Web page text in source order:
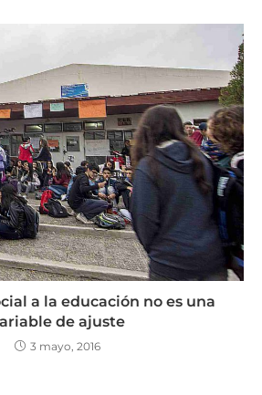
a la educación no es una
de ajuste
3 mayo, 2016